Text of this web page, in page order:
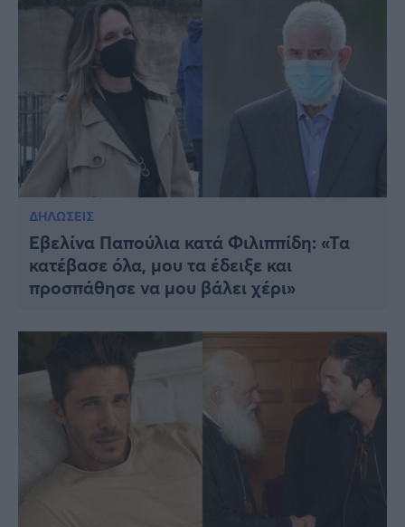
ΔΗΛΩΣΕΙΣ
Εβελίνα Παπούλια κατά Φιλιππίδη: «Τα
κατέβασε όλα, μου τα έδειξε και
προσπάθησε να μου βάλει χέρι»